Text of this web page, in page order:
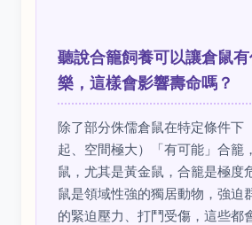
聽說合籠飼養可以讓倉鼠
樂，這樣會影響壽命嗎？
除了部分侏儒倉鼠在特定條件下
起、空間極大）「有可能」合籠
鼠，尤其是黃金鼠，合籠是極度
鼠是領域性強的獨居動物，強迫
的緊迫壓力、打鬥受傷，這些都